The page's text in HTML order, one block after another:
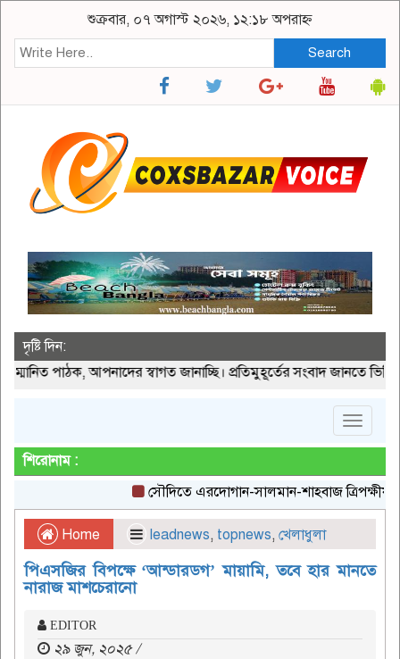
শুক্রবার, ০৭ অগাস্ট ২০২৬, ১২:১৮ অপরাহ্ন
Search
দৃষ্টি দিন:
পাঠক, আপনাদের স্বাগত জানাচ্ছি। প্রতিমুহূর্তের সংবাদ জানতে
Toggle
শিরোনাম :
সৌদিতে এরদোগান-সালমান-শাহবাজ ত্রিপক্ষীয় বৈঠক,
Home leadnews, topnews, খেলাধুলা
পিএসজির বিপক্ষে ‘আন্ডারডগ’ মায়ামি, তবে হার মানতে
নারাজ মাশচেরানো
EDITOR
২৯ জুন, ২০২৫ /